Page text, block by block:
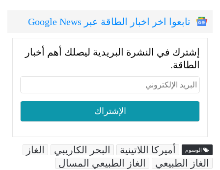
تابعوا اخر اخبار الطاقة عبر Google News
إشترك في النشرة البريدية ليصلك أهم أخبار
الطاقة.
الوسوم أميركا اللاتينية البحر الكاريبي
الغاز
الغاز الطبيعي
الغاز الطبيعي المسال